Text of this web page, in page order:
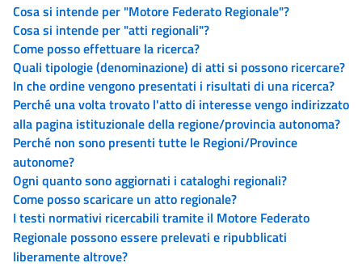
Cosa si intende per "Motore Federato Regionale"?
Cosa si intende per "atti regionali"?
Come posso effettuare la ricerca?
Quali tipologie (denominazione) di atti si possono ricercare?
In che ordine vengono presentati i risultati di una ricerca?
Perché una volta trovato l'atto di interesse vengo indirizzato
alla pagina istituzionale della regione/provincia autonoma?
Perché non sono presenti tutte le Regioni/Province
autonome?
Ogni quanto sono aggiornati i cataloghi regionali?
Come posso scaricare un atto regionale?
I testi normativi ricercabili tramite il Motore Federato
Regionale possono essere prelevati e ripubblicati
liberamente altrove?